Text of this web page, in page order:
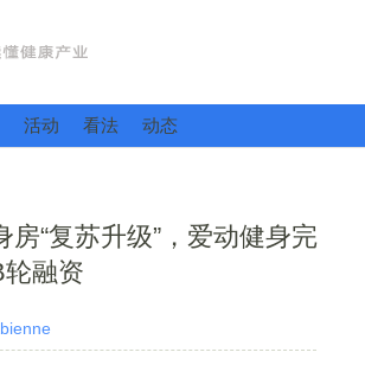
活动 看法 动态
房“复苏升级”，爱动健身完
融资